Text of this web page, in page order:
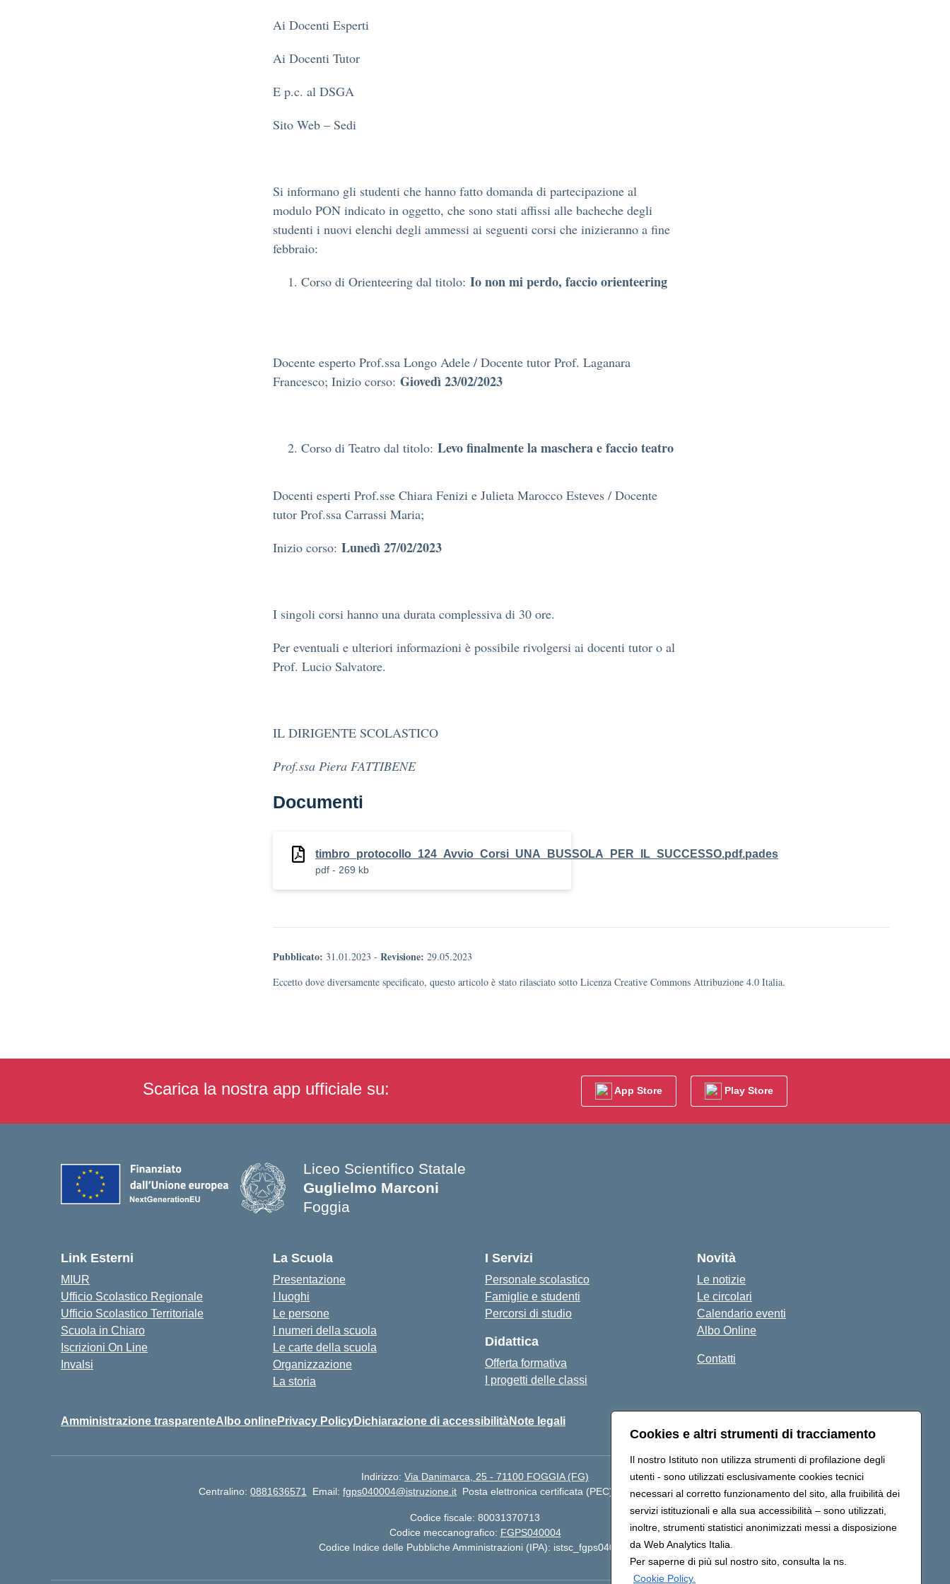
Cookies e altri strumenti di tracciamento
Il nostro Istituto non utilizza strumenti di profilazione degli
utenti - sono utilizzati esclusivamente cookies tecnici
necessari al corretto funzionamento del sito, alla fruibilità dei
servizi istituzionali e alla sua accessibilità – sono utilizzati,
inoltre, strumenti statistici anonimizzati messi a disposizione
da Web Analytics Italia.
Per saperne di più sul nostro sito, consulta la ns.
Cookie Policy.
Ai Docenti Esperti
Ai Docenti Tutor
E p.c. al DSGA
Sito Web – Sedi
Si informano gli studenti che hanno fatto domanda di partecipazione al
modulo PON indicato in oggetto, che sono stati affissi alle bacheche degli
studenti i nuovi elenchi degli ammessi ai seguenti corsi che inizieranno a fine
febbraio:
Corso di Orienteering dal titolo: Io non mi perdo, faccio orienteering
Docente esperto Prof.ssa Longo Adele / Docente tutor Prof. Laganara
Francesco; Inizio corso: Giovedì 23/02/2023
Corso di Teatro dal titolo: Levo finalmente la maschera e faccio teatro
Docenti esperti Prof.sse Chiara Fenizi e Julieta Marocco Esteves / Docente
tutor Prof.ssa Carrassi Maria;
Inizio corso: Lunedì 27/02/2023
I singoli corsi hanno una durata complessiva di 30 ore.
Per eventuali e ulteriori informazioni è possibile rivolgersi ai docenti tutor o al
Prof. Lucio Salvatore.
IL DIRIGENTE SCOLASTICO
Prof.ssa Piera FATTIBENE
Documenti
timbro_protocollo_124_Avvio_Corsi_UNA_BUSSOLA_PER_IL_SUCCESSO.pdf.pades
pdf - 269 kb
Pubblicato: 31.01.2023 - Revisione: 29.05.2023
Eccetto dove diversamente specificato, questo articolo è stato rilasciato sotto Licenza Creative Commons Attribuzione 4.0 Italia.
Scarica la nostra app ufficiale su: App Store Play Store
Liceo Scientifico Statale
Guglielmo Marconi
Foggia
Link Esterni
MIUR
Ufficio Scolastico Regionale
Ufficio Scolastico Territoriale
Scuola in Chiaro
Iscrizioni On Line
Invalsi
La Scuola
Presentazione
I luoghi
Le persone
I numeri della scuola
Le carte della scuola
Organizzazione
La storia
I Servizi
Personale scolastico
Famiglie e studenti
Percorsi di studio
Didattica
Offerta formativa
I progetti delle classi
Novità
Le notizie
Le circolari
Calendario eventi
Albo Online
Contatti
Amministrazione trasparenteAlbo onlinePrivacy PolicyDichiarazione di accessibilitàNote legali Seguici su:
Indirizzo: Via Danimarca, 25 - 71100 FOGGIA (FG)
Centralino: 0881636571 Email: fgps040004@istruzione.it Posta elettronica certificata (PEC): fgps040004@pec.istruzione.it
Codice fiscale: 80031370713
Codice meccanografico: FGPS040004
Codice Indice delle Pubbliche Amministrazioni (IPA): istsc_fgps040004